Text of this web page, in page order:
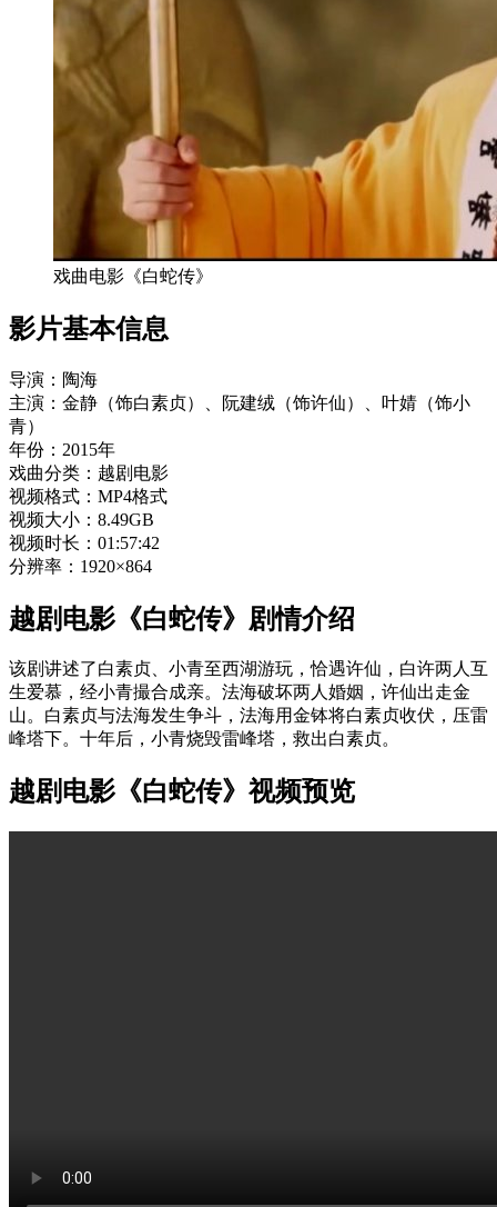
戏曲电影《白蛇传》
影片基本信息
导演：陶海
主演：金静（饰白素贞）、阮建绒（饰许仙）、叶婧（饰小
青）
年份：2015年
戏曲分类：越剧电影
视频格式：MP4格式
视频大小：8.49GB
视频时长：01:57:42
分辨率：1920×864
越剧电影《白蛇传》剧情介绍
该剧讲述了白素贞、小青至西湖游玩，恰遇许仙，白许两人互
生爱慕，经小青撮合成亲。法海破坏两人婚姻，许仙出走金
山。白素贞与法海发生争斗，法海用金钵将白素贞收伏，压雷
峰塔下。十年后，小青烧毁雷峰塔，救出白素贞。
越剧电影《白蛇传》视频预览